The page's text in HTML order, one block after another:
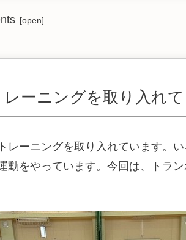
ーニングを取り入れて
レーニングを取り入れています。
動をやっています。今回は、トラ